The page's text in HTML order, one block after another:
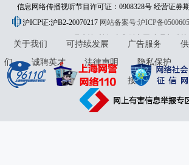
信息网络传播视听节目许可证：0908328号 经营证券
913101046312860336 违法和不良信息举报:021-
jubao@eastmoney.com
沪ICP证:沪B2-20070217 网站备案号:沪ICP备
31010402000120号版权所有:东方财富网意见与建议
关于我们 可持续发展 广告服务
们
诚聘英才 法律声明 隐私保护
接